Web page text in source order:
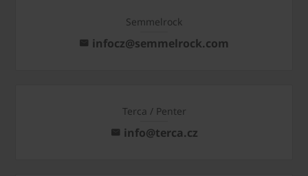
Semmelrock
infocz@semmelrock.com
Terca / Penter
info@terca.cz